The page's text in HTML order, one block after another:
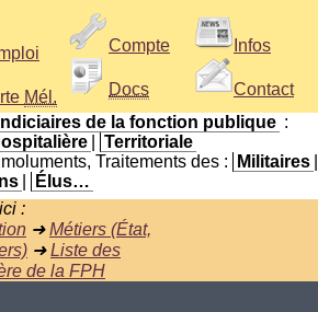
Mél.
Compte
Docs
Infos
Contact
de la fonction publique :
Territoriale
Traitements des :
Militaires
Élus…
:
➜Métiers (État,
➜Liste des
de la FPH